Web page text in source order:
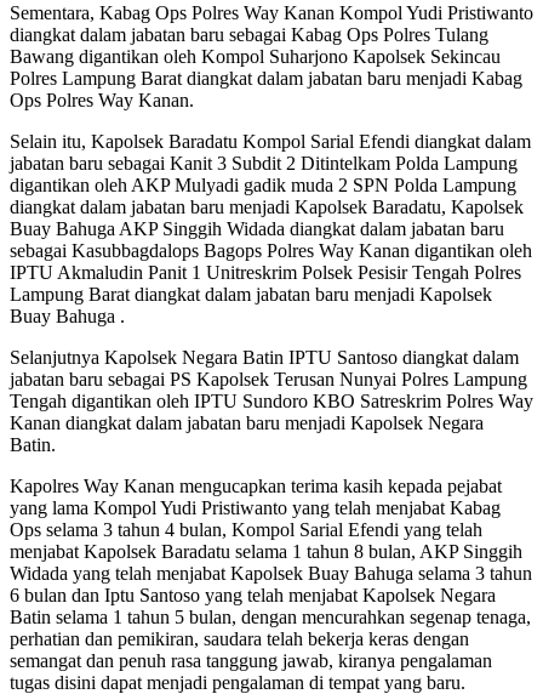
Sementara, Kabag Ops Polres Way Kanan Kompol Yudi Pristiwanto
diangkat dalam jabatan baru sebagai Kabag Ops Polres Tulang
Bawang digantikan oleh Kompol Suharjono Kapolsek Sekincau
Polres Lampung Barat diangkat dalam jabatan baru menjadi Kabag
Ops Polres Way Kanan.
Selain itu, Kapolsek Baradatu Kompol Sarial Efendi diangkat dalam
jabatan baru sebagai Kanit 3 Subdit 2 Ditintelkam Polda Lampung
digantikan oleh AKP Mulyadi gadik muda 2 SPN Polda Lampung
diangkat dalam jabatan baru menjadi Kapolsek Baradatu, Kapolsek
Buay Bahuga AKP Singgih Widada diangkat dalam jabatan baru
sebagai Kasubbagdalops Bagops Polres Way Kanan digantikan oleh
IPTU Akmaludin Panit 1 Unitreskrim Polsek Pesisir Tengah Polres
Lampung Barat diangkat dalam jabatan baru menjadi Kapolsek
Buay Bahuga .
Selanjutnya Kapolsek Negara Batin IPTU Santoso diangkat dalam
jabatan baru sebagai PS Kapolsek Terusan Nunyai Polres Lampung
Tengah digantikan oleh IPTU Sundoro KBO Satreskrim Polres Way
Kanan diangkat dalam jabatan baru menjadi Kapolsek Negara
Batin.
Kapolres Way Kanan mengucapkan terima kasih kepada pejabat
yang lama Kompol Yudi Pristiwanto yang telah menjabat Kabag
Ops selama 3 tahun 4 bulan, Kompol Sarial Efendi yang telah
menjabat Kapolsek Baradatu selama 1 tahun 8 bulan, AKP Singgih
Widada yang telah menjabat Kapolsek Buay Bahuga selama 3 tahun
6 bulan dan Iptu Santoso yang telah menjabat Kapolsek Negara
Batin selama 1 tahun 5 bulan, dengan mencurahkan segenap tenaga,
perhatian dan pemikiran, saudara telah bekerja keras dengan
semangat dan penuh rasa tanggung jawab, kiranya pengalaman
tugas disini dapat menjadi pengalaman di tempat yang baru.